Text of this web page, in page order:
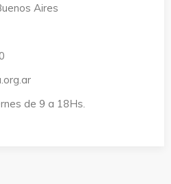
Aires
de 9 a 18Hs.